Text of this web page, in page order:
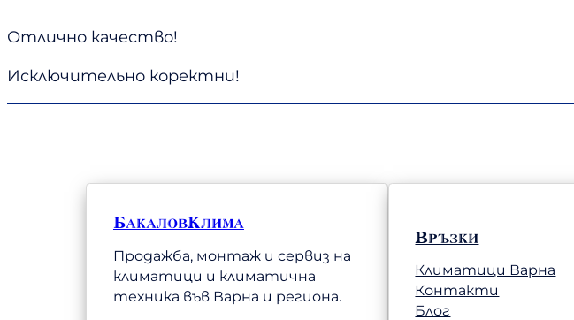
Отлично качество!
Исключительно коректни!
БакаловКлима
Продажба, монтаж и сервиз на
климатици и климатична
техника във Варна и региона.
Връзки
Климатици Варна
Контакти
Блог